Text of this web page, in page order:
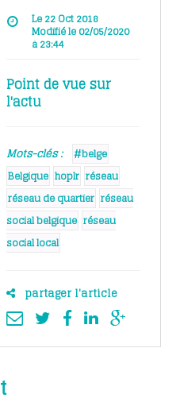
Le 22 Oct 2018
Modifié le 02/05/2020
à 23:44
Point de vue sur
l'actu
Mots-clés :
#belge
Belgique hoplr réseau
réseau de quartier réseau
social belgique réseau
social local
partager l'article